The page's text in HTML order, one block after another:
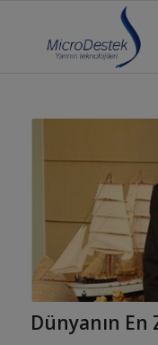
Dünyanın